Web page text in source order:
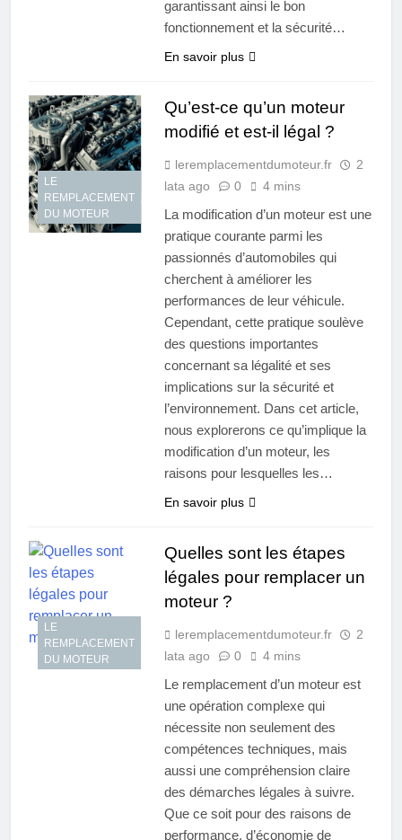
garantissant ainsi le bon
fonctionnement et la sécurité…
En savoir plus
LE
REMPLACEMENT
DU MOTEUR
Qu’est-ce qu’un moteur
modifié et est-il légal ?
leremplacementdumoteur.fr
2
lata ago
0 4 mins
La modification d’un moteur est une
pratique courante parmi les
passionnés d’automobiles qui
cherchent à améliorer les
performances de leur véhicule.
Cependant, cette pratique soulève
des questions importantes
concernant sa légalité et ses
implications sur la sécurité et
l’environnement. Dans cet article,
nous explorerons ce qu’implique la
modification d’un moteur, les
raisons pour lesquelles les…
En savoir plus
LE
REMPLACEMENT
DU MOTEUR
Quelles sont les étapes
légales pour remplacer un
moteur ?
leremplacementdumoteur.fr
2
lata ago
0 4 mins
Le remplacement d’un moteur est
une opération complexe qui
nécessite non seulement des
compétences techniques, mais
aussi une compréhension claire
des démarches légales à suivre.
Que ce soit pour des raisons de
performance, d’économie de